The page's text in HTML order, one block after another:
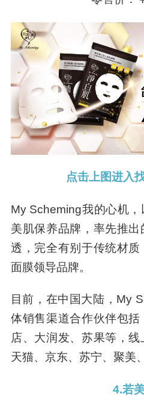
点击上图进入
My Scheming我的心机
美肌保养品牌，率先推出
透，完全有别于传统材
面膜领导品牌。
目前，在中国大陆，My
体销售渠道合作伙伴包
店、大润发、苏果等，线
天猫、京东、苏宁、聚美
4.若